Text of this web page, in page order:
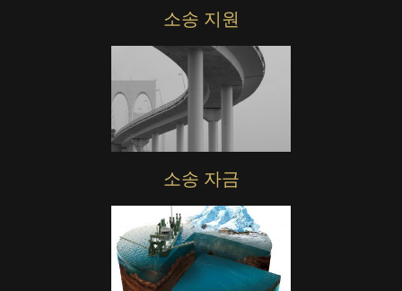
소송 지원
소송 자금